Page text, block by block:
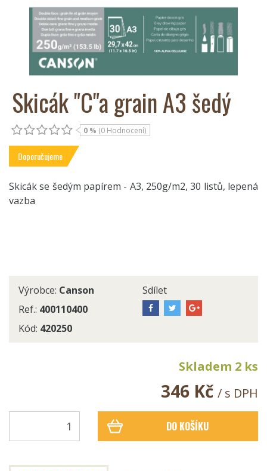
Skicák "C"a grain A3 šedý
0 % (0 Hodnocení)
Doporučujeme
Skicák se šedým papírem - A3, 250g/m2, 30 listů, lepená
vazba
Výrobce: Canson
Ref.: 400110400
Kód: 420250
Sdílet
Skladem 2 ks
346 Kč / s DPH
DO KOŠÍKU